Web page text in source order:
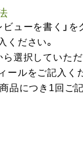
ューを書く」を
ください。
選択していた
ールをご記入く
品につき1回ご